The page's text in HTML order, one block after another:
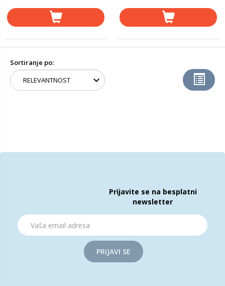
Sortiranje po:
Prijavite se na besplatni
newsletter
PRIJAVI SE